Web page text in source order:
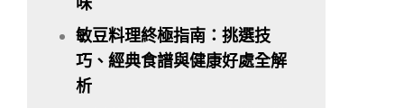
敏豆料理終極指南：挑選技
巧、經典食譜與健康好處全解
析